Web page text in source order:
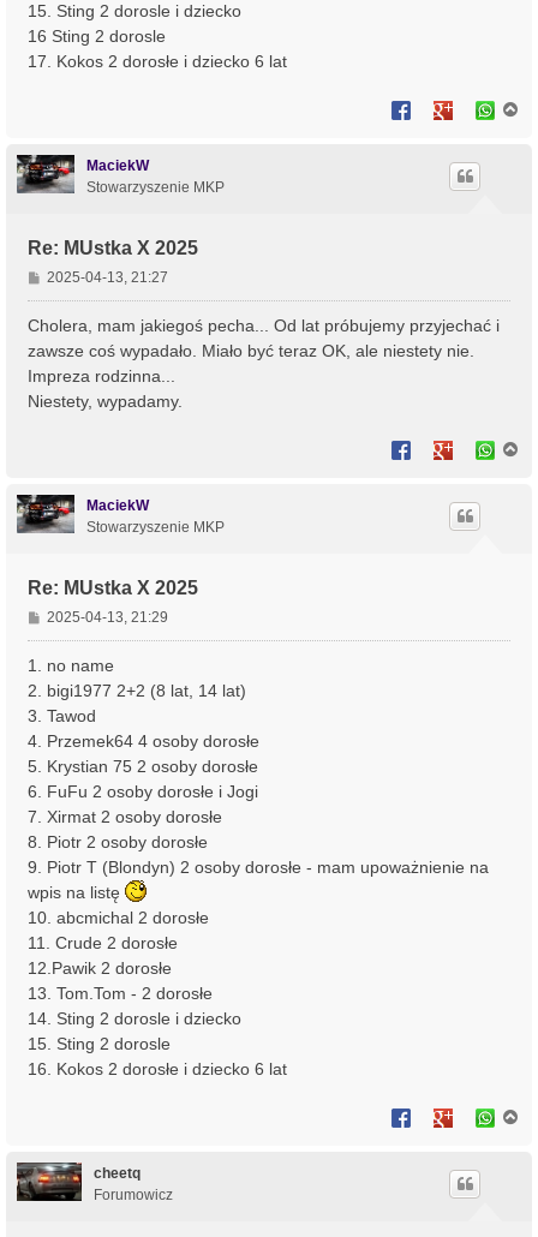
15. Sting 2 dorosle i dziecko
16 Sting 2 dorosle
17. Kokos 2 dorosłe i dziecko 6 lat
MaciekW
Stowarzyszenie MKP
Re: MUstka X 2025
P
o
s
2025-04-13, 21:27
Cholera, mam jakiegoś pecha... Od lat próbujemy przyjechać i
zawsze coś wypadało. Miało być teraz OK, ale niestety nie.
Impreza rodzinna...
Niestety, wypadamy.
MaciekW
Stowarzyszenie MKP
Re: MUstka X 2025
P
o
s
2025-04-13, 21:29
1. no name
2. bigi1977 2+2 (8 lat, 14 lat)
3. Tawod
4. Przemek64 4 osoby dorosłe
5. Krystian 75 2 osoby dorosłe
6. FuFu 2 osoby dorosłe i Jogi
7. Xirmat 2 osoby dorosłe
8. Piotr 2 osoby dorosłe
9. Piotr T (Blondyn) 2 osoby dorosłe - mam upoważnienie na
wpis na listę
10. abcmichal 2 dorosłe
11. Crude 2 dorosłe
12.Pawik 2 dorosłe
13. Tom.Tom - 2 dorosłe
14. Sting 2 dorosle i dziecko
15. Sting 2 dorosle
16. Kokos 2 dorosłe i dziecko 6 lat
cheetq
Forumowicz